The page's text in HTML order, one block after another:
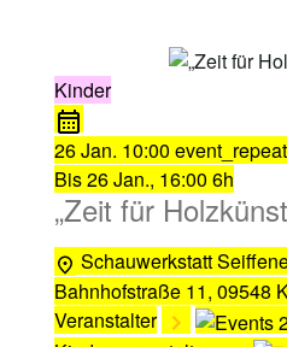
Kinder
26 Jan. 10:00 event_repeat
Bis26 Jan., 16:00 6h
„Zeit für
Schauwerkstatt
Bahnhofstraße 11, 09548
Veranstalter